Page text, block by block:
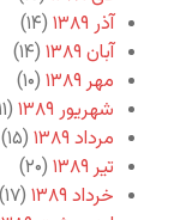
آذر ۱۳۸۹
(۱۴)
آبان ۱۳۸۹
(۱۴)
مهر ۱۳۸۹
(۱۰)
شهریور ۱۳۸۹
(۱۱)
مرداد ۱۳۸۹
(۱۵)
تیر ۱۳۸۹
(۲۰)
خرداد ۱۳۸۹
(۱۷)